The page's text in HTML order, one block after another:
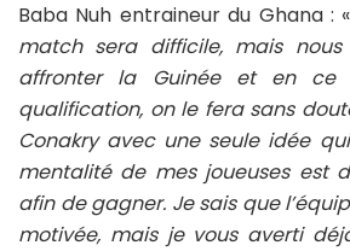
Baba Nuh entraineur du Ghana : «
match sera difficile, mais
affronter la Guinée et en ce
qualification, on le fera sans
Conakry avec une seule idée
mentalité de mes joueuses est
afin de gagner. Je sais que
motivée, mais je vous averti